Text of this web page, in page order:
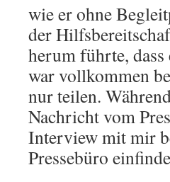
wie er ohne
der
herum führte, dass
war vollkommen
nur teilen.
Nachricht vom
Interview mit mir
Pressebüro